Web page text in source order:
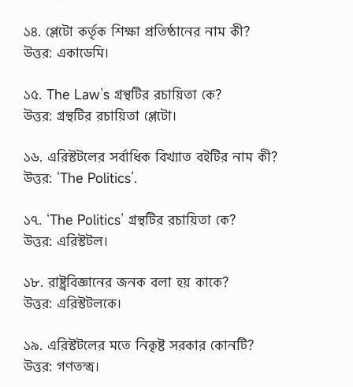
১৪. প্লেটো কর্তৃক শিক্ষা প্রতিষ্ঠানের নাম কী?
উত্তর: একাডেমি।
১৫. The Law’s গ্রন্থটির রচায়িতা কে?
উত্তর: গ্রন্থটির রচায়িতা প্লেটো।
১৬. এরিস্টটলের সর্বাধিক বিখ্যাত বইটির নাম কী?
উত্তর: ‘The Politics’.
১৭. ‘The Politics’ গ্রন্থটির রচায়িতা কে?
উত্তর: এরিস্টটল।
১৮. রাষ্ট্রবিজ্ঞানের জনক বলা হয় কাকে?
উত্তর: এরিস্টটলকে।
১৯. এরিস্টটলের মতে নিকৃষ্ট সরকার কোনটি?
উত্তর: গণতন্ত্র।